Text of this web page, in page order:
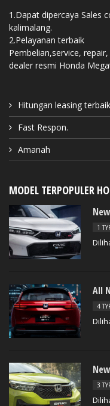
1.Dapat dipercaya Sales
kalimalang.
2.Pelayanan terbaik
Pembelian,service,
dealer resmi Honda
Hitungan leasing
Fast Respon.
Amanah
MODEL TERPOPULER
1
All
4
3